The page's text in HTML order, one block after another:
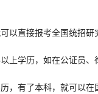
直接报考全国统招研
学历，如在公证员、
有了本科，就可以在